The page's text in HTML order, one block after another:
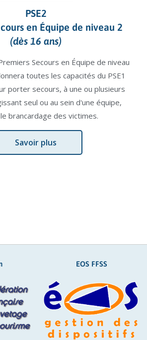
PSE2
en Équipe de niveau 2
(dès 16 ans)
Secours en Équipe de niveau
toutes les capacités du PSE1
porter secours, à une ou plusieurs
seul ou au sein d'une équipe,
brancardage des victimes.
Savoir plus
EOS FFSS